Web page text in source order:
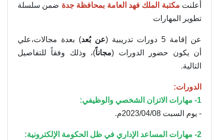
أعلنت مكتبة الملك فهد العامة بمحافظة جدة ضمن سلسلة
تطوير المهارات
عن إقامة 5 دورات تدريبية ( عن بُعد) بعدة مجالات،علي
أن يكون حضور الدورات (مجاناً)، وذلك وفقاً للتفاصيل
التالية.
الدورات:
1- مهارات الاتزان الشخصي والوظيفي:
- يوم السبت 2023/04/08م.
2- مهارات المساعد الإداري في ظل الحكومة الإلكترونية: